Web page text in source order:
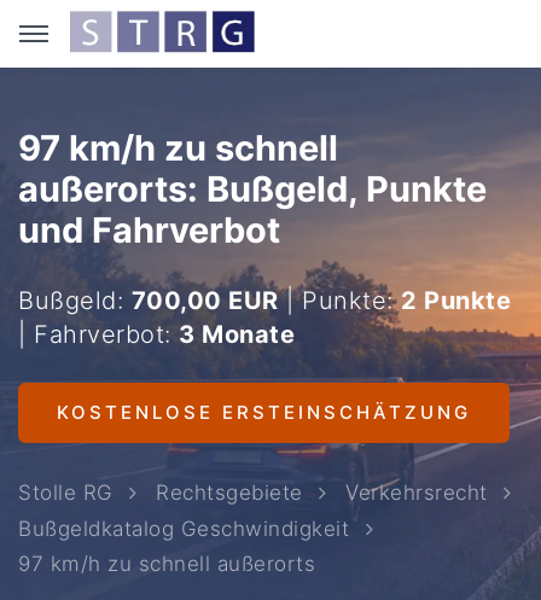
97 km/h zu schnell
außerorts: Bußgeld, Punkte
und Fahrverbot
Bußgeld: 700,00 EUR| Punkte:2 Punkte
| Fahrverbot: 3 Monate
KOSTENLOSE ERSTEINSCHÄTZUNG
Stolle RG Rechtsgebiete
Verkehrsrecht
Bußgeldkatalog Geschwindigkeit
97 km/h zu schnell außerorts